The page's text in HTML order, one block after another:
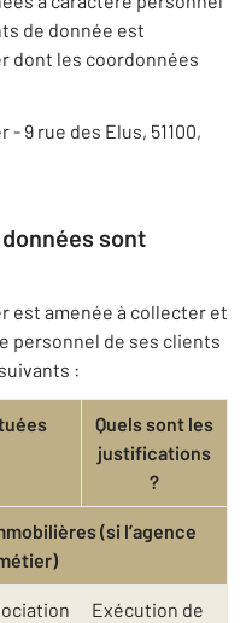
de donnée est
dont les coordonnées
- 9 rue des Elus, 51100,
sont
est amenée à collecter et
personnel de ses clients
:
Quels sont les
justifications
?
(si l’agence
Exécution de